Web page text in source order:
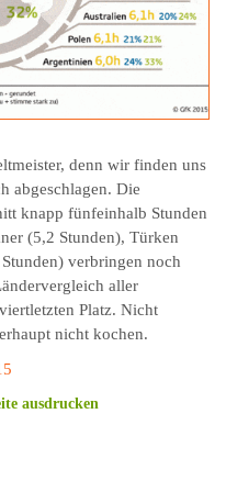
denn wir finden uns
abgeschlagen. Die
knapp fünfeinhalb Stunden
(5,2 Stunden), Türken
verbringen noch
aller
Platz. Nicht
nicht kochen.
ausdrucken